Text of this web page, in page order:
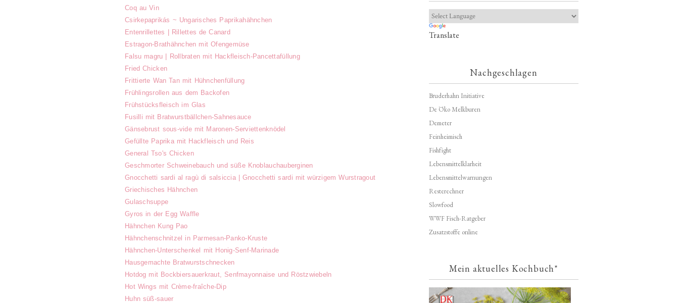
Coq au Vin
Csirkepaprikás ~ Ungarisches Paprikahähnchen
Entenrillettes | Rillettes de Canard
Estragon-Brathähnchen mit Ofengemüse
Falsu magru | Rollbraten mit Hackfleisch-Pancettafüllung
Fried Chicken
Frittierte Wan Tan mit Hühnchenfüllung
Frühlingsrollen aus dem Backofen
Frühstücksfleisch im Glas
Fusilli mit Bratwurstbällchen-Sahnesauce
Gänsebrust sous-vide mit Maronen-Serviettenknödel
Gefüllte Paprika mit Hackfleisch und Reis
General Tso's Chicken
Geschmorter Schweinebauch und süße Knoblauchauberginen
Gnocchetti sardi al ragù di salsiccia | Gnocchetti sardi mit würzigem Wurstragout
Griechisches Hähnchen
Gulaschsuppe
Gyros in der Egg Waffle
Hähnchen Kung Pao
Hähnchenschnitzel in Parmesan-Panko-Kruste
Hähnchen-Unterschenkel mit Honig-Senf-Marinade
Hausgemachte Bratwurstschnecken
Hotdog mit Bockbiersauerkraut, Senfmayonnaise und Röstzwiebeln
Hot Wings mit Crème-fraîche-Dip
Huhn süß-sauer
Translate
Nachgeschlagen
Bruderhahn Initiative
De Öko Melkburen
Demeter
Feinheimisch
Fishfight
Lebensmittelklarheit
Lebensmittelwarnungen
Resterechner
Slowfood
WWF Fisch-Ratgeber
Zusatzstoffe online
Mein aktuelles Kochbuch*